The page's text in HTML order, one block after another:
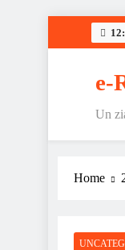
e-
Un
Home